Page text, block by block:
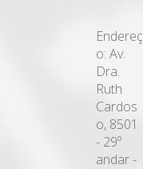
Endereç
o: Av.
Dra.
Ruth
Cardos
o, 8501
- 29º
andar -